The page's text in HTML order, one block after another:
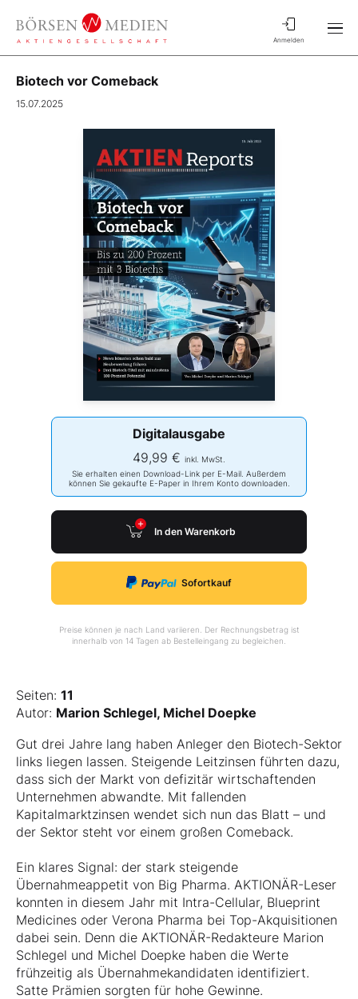
Anmelden
Biotech vor Comeback
15.07.2025
Digitalausgabe
49,99 € inkl. MwSt.
Sie erhalten einen Download-Link per E-Mail. Außerdem
können Sie gekaufte E-Paper in Ihrem Konto downloaden.
In den Warenkorb
Sofortkauf
Preise können je nach Land variieren. Der Rechnungsbetrag ist
innerhalb von 14 Tagen ab Bestelleingang zu begleichen.
Seiten: 11
Autor: Marion Schlegel, Michel Doepke
Gut drei Jahre lang haben Anleger den Biotech-Sektor
links liegen lassen. Steigende Leitzinsen führten dazu,
dass sich der Markt von defizitär wirtschaftenden
Unternehmen abwandte. Mit fallenden
Kapitalmarktzinsen wendet sich nun das Blatt – und
der Sektor steht vor einem großen Comeback.
Ein klares Signal: der stark steigende
Übernahmeappetit von Big Pharma. AKTIONÄR-Leser
konnten in diesem Jahr mit Intra-Cellular, Blueprint
Medicines oder Verona Pharma bei Top-Akquisitionen
dabei sein. Denn die AKTIONÄR-Redakteure Marion
Schlegel und Michel Doepke haben die Werte
frühzeitig als Übernahmekandidaten identifiziert.
Satte Prämien sorgten für hohe Gewinne.